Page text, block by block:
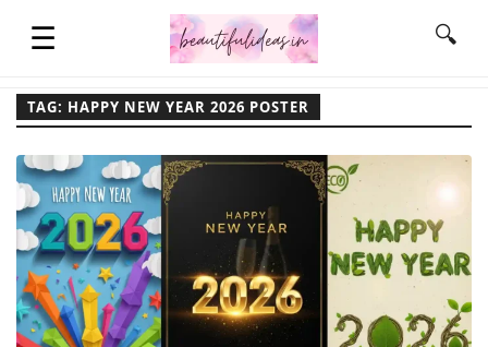
☰
QUOTES
LIFESTYLE
🔍
TAG: HAPPY NEW YEAR 2026 POSTER